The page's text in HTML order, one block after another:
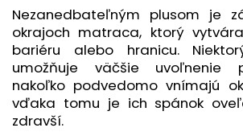
Nezanedbateľným plusom je
okrajoch matraca, ktorý
bariéru alebo hranicu.
umožňuje väčšie uvoľnenie
nakoľko podvedomo vnímajú
vďaka tomu je ich spánok
zdravší.